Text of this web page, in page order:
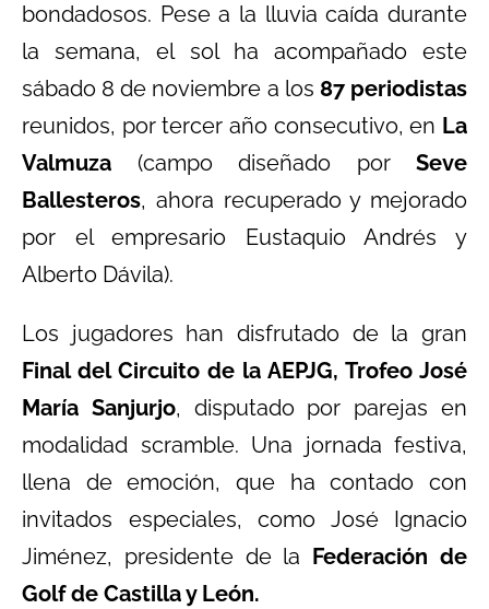
bondadosos. Pese a la lluvia caída durante
la semana, el sol ha acompañado este
sábado 8 de noviembre a los 87 periodistas
reunidos, por tercer año consecutivo, en La
Valmuza (campo diseñado por Seve
Ballesteros, ahora recuperado y mejorado
por el empresario Eustaquio Andrés y
Alberto Dávila).
Los jugadores han disfrutado de la gran
Final del Circuito de la AEPJG, Trofeo José
María Sanjurjo, disputado por parejas en
modalidad scramble. Una jornada festiva,
llena de emoción, que ha contado con
invitados especiales, como José Ignacio
Jiménez, presidente de la Federación de
Golf de Castilla y León.